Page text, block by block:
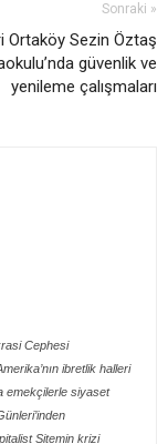
Sonraki »
Ortaköy Sezin Öztaş
güvenlik ve
yenileme çalışmaları
Cephesi
ibretlik halleri
emekçilerle siyaset
Sitemin krizi